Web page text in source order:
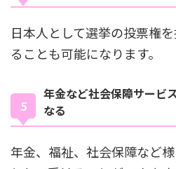
日本人として選挙の投票権
ることも可能になります。
年金など社会保障サービ
なる
年金、福祉、社会保障など